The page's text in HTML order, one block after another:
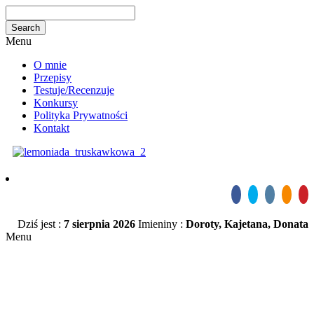
Menu
O mnie
Przepisy
Testuje/Recenzuje
Konkursy
Polityka Prywatności
Kontakt
Dziś jest : 7 sierpnia 2026 Imieniny : Doroty, Kajetana, Donata
Menu